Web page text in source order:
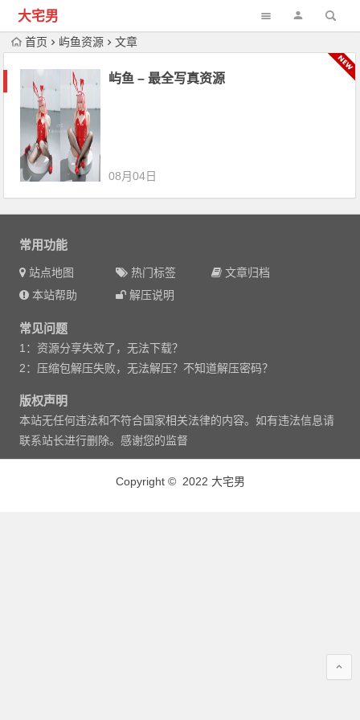
大宅男
首页 屿鱼资源 文章
屿鱼 – 最全写真资源
08月04日
常用功能
站点地图 热门标签
文章归档
本站帮助
解压说明
常见问题
1：资源分享失效了，无法下载？
2：压缩包解压失败，无法解压？不知道解压密码？
版权声明
本站无任何违法和不符合国家相关法律的内容。如有违法信息请
联系站长进行删除。感谢您的监督
Copyright © 2022 大宅男